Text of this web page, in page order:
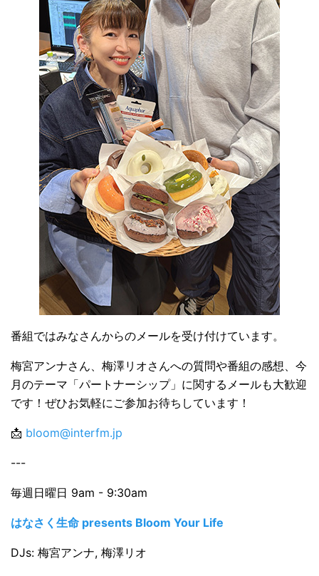
番組ではみなさんからのメールを受け付けています。
梅宮アンナさん、梅澤リオさんへの質問や番組の感想、今
月のテーマ「パートナーシップ」に関するメールも大歓迎
です！ぜひお気軽にご参加お待ちしています！
📩 bloom@interfm.jp
---
毎週日曜日 9am - 9:30am
はなさく生命 presents Bloom Your Life
DJs: 梅宮アンナ, 梅澤リオ